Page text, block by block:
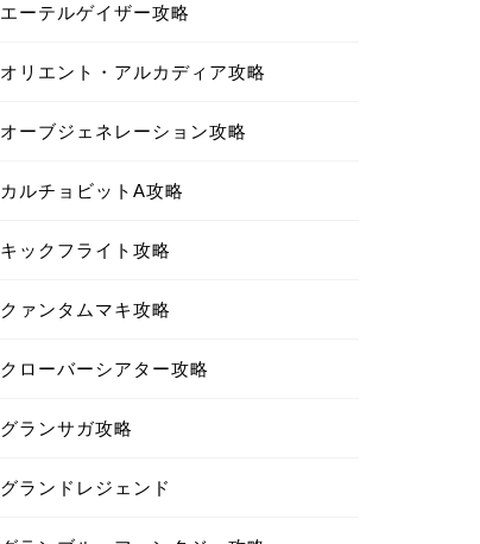
エーテルゲイザー攻略
オリエント・アルカディア攻略
オーブジェネレーション攻略
カルチョビットA攻略
キックフライト攻略
クァンタムマキ攻略
クローバーシアター攻略
グランサガ攻略
グランドレジェンド